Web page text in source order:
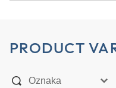
PRODUCT